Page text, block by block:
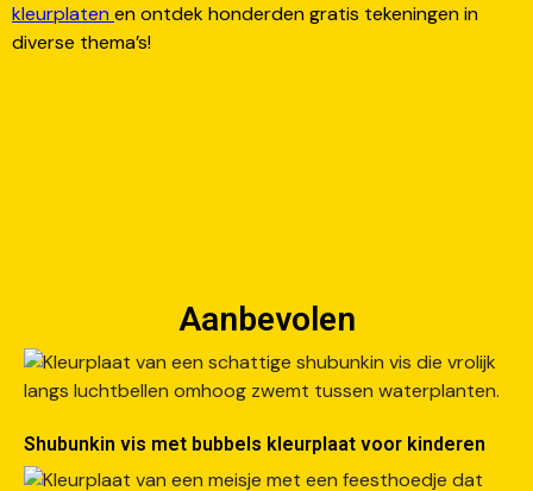
kleurplatenen ontdek honderden gratis tekeningen in
diverse thema’s!
Aanbevolen
Shubunkin vis met bubbels kleurplaat voor kinderen